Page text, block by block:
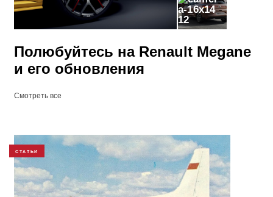
12
Полюбуйтесь на Renault Megane
и его обновления
Смотреть все
СТАТЬИ